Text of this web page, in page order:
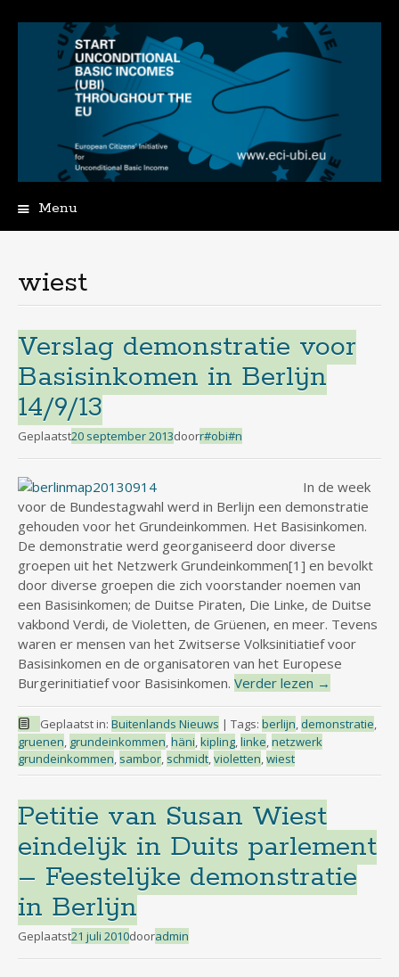
Menu
inhoud
wiest
Verslag demonstratie voor
Basisinkomen in Berlijn
14/9/13
Geplaatst20 september 2013doorr#obi#n
In de week
voor de Bundestagwahl werd in Berlijn een demonstratie
gehouden voor het Grundeinkommen. Het Basisinkomen.
De demonstratie werd georganiseerd door diverse
groepen uit het Netzwerk Grundeinkommen[1] en bevolkt
door diverse groepen die zich voorstander noemen van
een Basisinkomen; de Duitse Piraten, Die Linke, de Duitse
vakbond Verdi, de Violetten, de Grüenen, en meer. Tevens
waren er mensen van het Zwitserse Volksinitiatief voor
Basisinkomen en de organisatoren van het Europese
Burgerinitiatief voor Basisinkomen. Verder lezen →
Geplaatst in: Buitenlands Nieuws | Tags: berlijn, demonstratie,
gruenen, grundeinkommen,häni,kipling,linke,netzwerk
grundeinkommen, sambor, schmidt,violetten,wiest
Petitie van Susan Wiest
eindelijk in Duits parlement
– Feestelijke demonstratie
in Berlijn
Geplaatst21 juli 2010dooradmin